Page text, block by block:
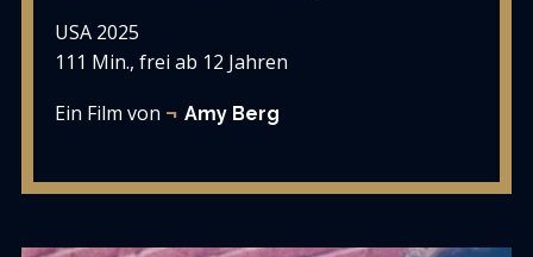
USA 2025
111 Min., frei ab 12 Jahren
Ein Film von
Amy Berg